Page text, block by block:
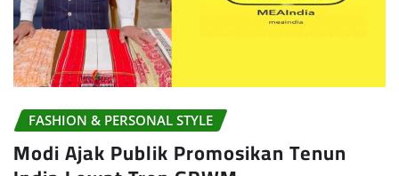
FASHION & PERSONAL STYLE
Modi Ajak Publik Promosikan Tenun